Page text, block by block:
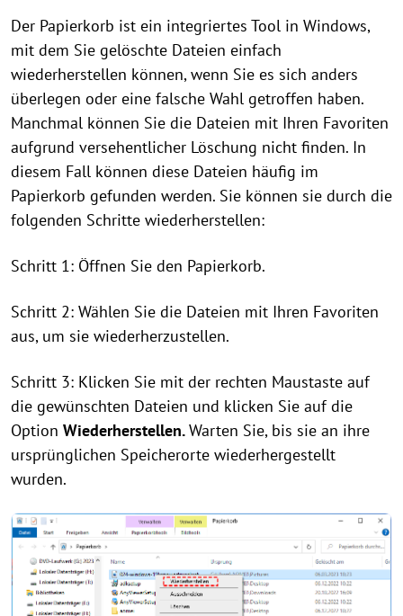
Der Papierkorb ist ein integriertes Tool in Windows,
mit dem Sie gelöschte Dateien einfach
wiederherstellen können, wenn Sie es sich anders
überlegen oder eine falsche Wahl getroffen haben.
Manchmal können Sie die Dateien mit Ihren Favoriten
aufgrund versehentlicher Löschung nicht finden. In
diesem Fall können diese Dateien häufig im
Papierkorb gefunden werden. Sie können sie durch die
folgenden Schritte wiederherstellen:
Schritt 1: Öffnen Sie den Papierkorb.
Schritt 2: Wählen Sie die Dateien mit Ihren Favoriten
aus, um sie wiederherzustellen.
Schritt 3: Klicken Sie mit der rechten Maustaste auf
die gewünschten Dateien und klicken Sie auf die
Option Wiederherstellen.Warten Sie, bis sie an ihre
ursprünglichen Speicherorte wiederhergestellt
wurden.